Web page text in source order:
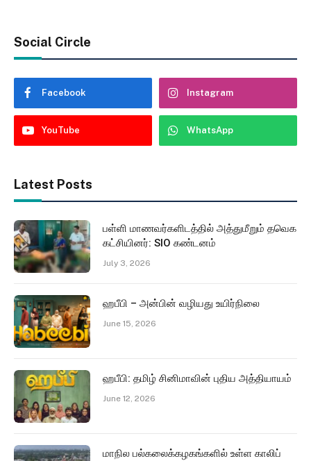
Social Circle
Facebook Instagram
YouTube WhatsApp
Latest Posts
பள்ளி மாணவர்களிடத்தில் அத்துமீறும் தவெக
கட்சியினர்: SIO கண்டனம்
July 3, 2026
ஹபீபி – அன்பின் வழியது உயிர்நிலை
June 15, 2026
ஹபீபி: தமிழ் சினிமாவின் புதிய அத்தியாயம்
June 12, 2026
மாநில பல்கலைக்கழகங்களில் உள்ள காலிப்